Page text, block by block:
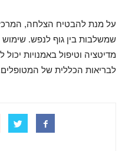
על מנת להבטיח הצלחה, המרכז
שמשלבות בין גוף לנפש. שימוש
מדיטציה וטיפול באמנויות
לבריאות הכללית של